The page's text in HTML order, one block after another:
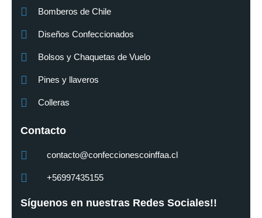
Bomberos de Chile
Diseños Confeccionados
Bolsos y Chaquetas de Vuelo
Pines y llaveros
Colleras
Contacto
contacto@confeccionescoinffaa.cl
+56997435155
Síguenos en nuestras Redes Sociales!!